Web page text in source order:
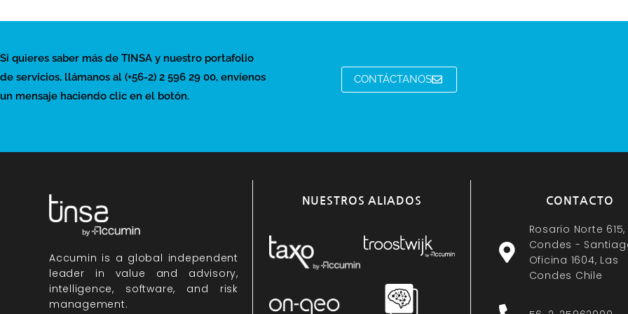
Si quieres saber más de TINSA y nuestro portafolio
de servicios, llámanos al (+56-2) 2 596 29 00, envíenos
un mensaje haciendo clic en el botón.
CONTÁCTANOS
Accumin is a global independent
leader in value and advisory,
intelligence, software, and risk
management.
NUESTROS ALIADOS CONTACTO
Rosario Norte 615,
Condes -
Oficina 1604, Las
Condes Chile